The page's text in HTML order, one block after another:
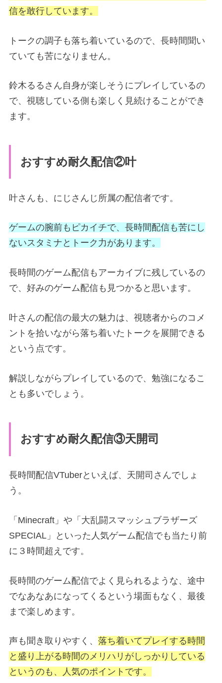
信を敢行しています。
トークの調子も落ち着いているので、長時間聞い
ていても苦になりません。
鈴木るるさん自身が楽しそうにプレイしているの
で、視聴している側も楽しく見続けることができ
ます。
おすすめ耐久配信②叶
叶さんも、にじさんじ所属の配信者です。
ゲームの腕前もピカイチで、長時間配信も苦にし
ないスタミナとトーク力があります。
長時間のゲーム配信もアーカイブに残しているの
で、好みのゲーム配信も見つかると思います。
叶さんの配信の最大の魅力は、視聴者からのコメ
ントを拾いながら落ち着いたトークを展開できる
という点です。
解説しながらプレイしているので、勉強になるこ
とも多いでしょう。
おすすめ耐久配信③天開司
長時間配信VTuberといえば、天開司さんでしょ
う。
「Minecraft」や「大乱闘スマッシュブラザーズ
SPECIAL」といった人気ゲーム配信でも当たり前
に３時間超えです。
長時間のゲーム配信でよく見られるような、途中
でなあなあになってくるという場面もなく、最後
まで楽しめます。
声も聞き取りやすく、 落ち着いてプレイする時間
と盛り上がる時間のメリハリがしっかりしている
というのも、人気のポイントです。